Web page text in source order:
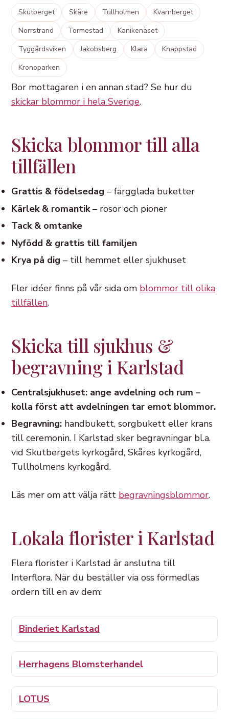
Skutberget Skåre Tullholmen
Kvarnberget
Norrstrand
Tormestad
Kanikenäset
Tyggårdsviken
Jakobsberg Klara
Knappstad
Kronoparken
Bor mottagaren i en annan stad? Se hur du
skickar blommor i hela Sverige.
Skicka blommor till alla
tillfällen
Grattis & födelsedag – färgglada buketter
Kärlek & romantik– rosor och pioner
Tack & omtanke
Nyfödd & grattis till familjen
Krya på dig – till hemmet eller sjukhuset
Fler idéer finns på vår sida om blommor till olika
tillfällen.
Skicka till sjukhus &
begravning i Karlstad
Centralsjukhuset: ange avdelning och rum –
kolla först att avdelningen tar emot blommor.
Begravning: handbukett, sorgbukett eller krans
till ceremonin. I Karlstad sker begravningar bl.a.
vid Skutbergets kyrkogård, Skåres kyrkogård,
Tullholmens kyrkogård.
Läs mer om att välja rätt begravningsblommor.
Lokala florister i Karlstad
Flera florister i Karlstad är anslutna till
Interflora. När du beställer via oss förmedlas
ordern till en av dem:
Binderiet Karlstad
Herrhagens Blomsterhandel
LOTUS